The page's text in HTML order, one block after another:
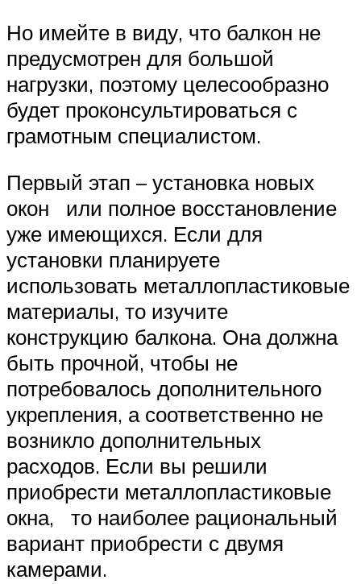
Но имейте в виду, что балкон не
предусмотрен для большой
нагрузки, поэтому целесообразно
будет проконсультироваться с
грамотным специалистом.
Первый этап – установка новых
окон или полное восстановление
уже имеющихся. Если для
установки планируете
использовать металлопластиковые
материалы, то изучите
конструкцию балкона. Она должна
быть прочной, чтобы не
потребовалось дополнительного
укрепления, а соответственно не
возникло дополнительных
расходов. Если вы решили
приобрести металлопластиковые
окна, то наиболее рациональный
вариант приобрести с двумя
камерами.